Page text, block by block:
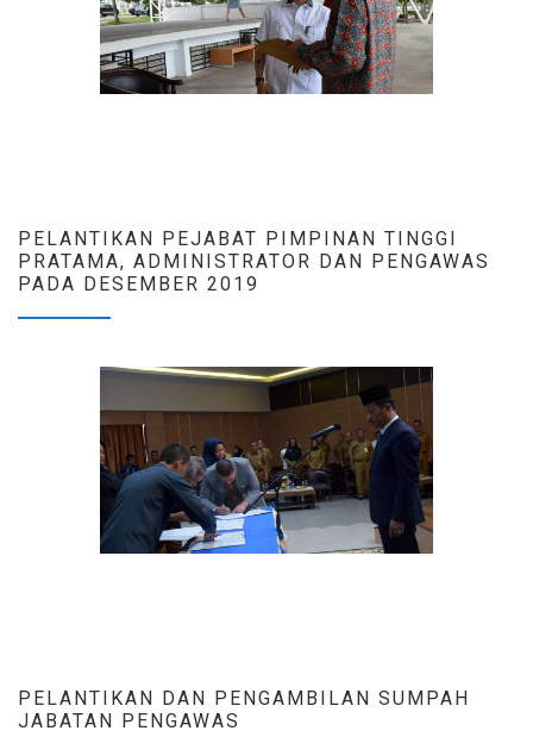
PELANTIKAN PEJABAT PIMPINAN TINGGI
PRATAMA, ADMINISTRATOR DAN PENGAWAS
PADA DESEMBER 2019
PELANTIKAN DAN PENGAMBILAN SUMPAH
JABATAN PENGAWAS